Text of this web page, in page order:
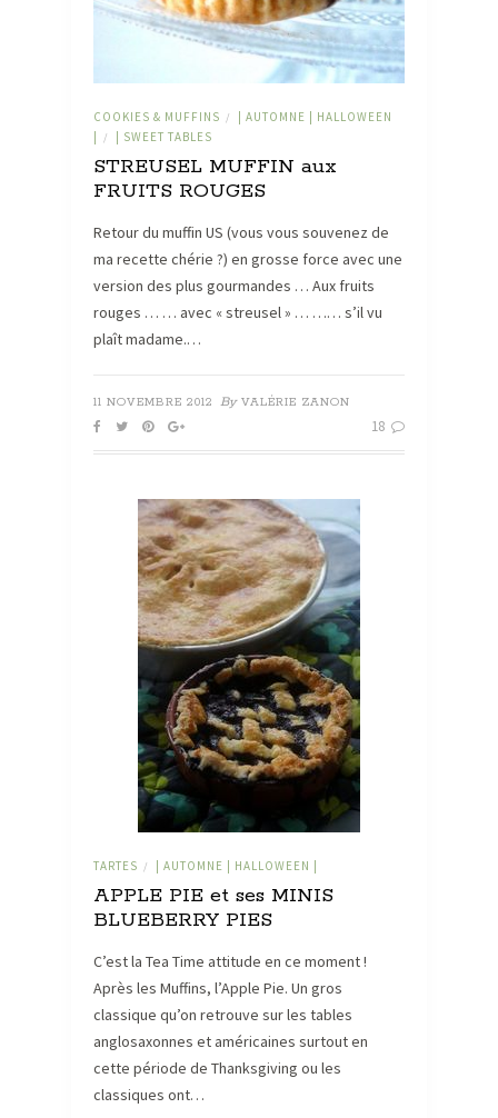
COOKIES & MUFFINS /
| AUTOMNE | HALLOWEEN
/ | SWEET TABLES
STREUSEL MUFFIN aux
FRUITS ROUGES
Retour du muffin US (vous vous souvenez de
ma recette chérie ?) en grosse force avec une
version des plus gourmandes … Aux fruits
rouges … … avec « streusel » … …… s’il vu
plaît madame.…
11 NOVEMBRE 2012 By VALÉRIE ZANON
18
TARTES / | AUTOMNE | HALLOWEEN |
APPLE PIE et ses MINIS
BLUEBERRY PIES
C’est la Tea Time attitude en ce moment !
Après les Muffins, l’Apple Pie. Un gros
classique qu’on retrouve sur les tables
anglosaxonnes et américaines surtout en
cette période de Thanksgiving ou les
classiques ont…